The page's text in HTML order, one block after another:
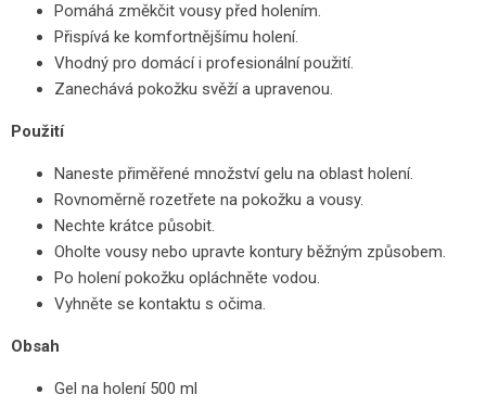
Pomáhá změkčit vousy před holením.
Přispívá ke komfortnějšímu holení.
Vhodný pro domácí i profesionální použití.
Zanechává pokožku svěží a upravenou.
Použití
Naneste přiměřené množství gelu na oblast holení.
Rovnoměrně rozetřete na pokožku a vousy.
Nechte krátce působit.
Oholte vousy nebo upravte kontury běžným způsobem.
Po holení pokožku opláchněte vodou.
Vyhněte se kontaktu s očima.
Obsah
Gel na holení 500 ml